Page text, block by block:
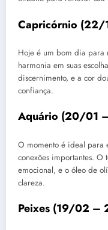
Capricórnio
Hoje é um bom dia para
harmonia em suas
discernimento, e a cor
confiança.
Aquário (20/01
O momento é ideal para
conexões importantes.
emocional, e o óleo de
clareza.
Peixes (19/02 –